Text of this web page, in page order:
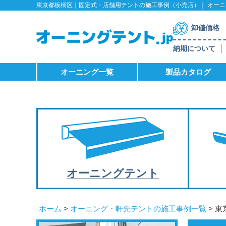
東京都板橋区｜固定式・店舗用テントの施工事例（小売店）｜ オー
卸値価格
納期について
オーニング一覧 製品カタログ
オーニングテント
ホーム > オーニング・軒先テントの施工事例一覧 > 東